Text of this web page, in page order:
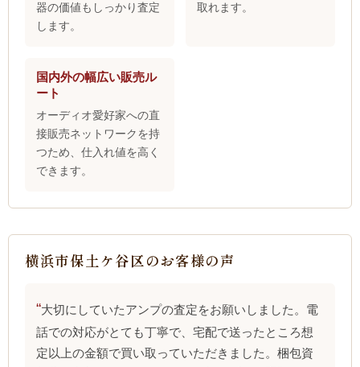
器の価値もしっかり査定
します。
取れます。
国内外の幅広い販売ル
ート
オーディオ愛好家への直
接販売ネットワークを持
つため、仕入れ値を高く
できます。
横浜市保土ケ谷区のお客様の声
大切にしていたアンプの査定をお願いしました。電
話での対応がとても丁寧で、宅配で送ったところ想
定以上の金額で買い取っていただきました。梱包資